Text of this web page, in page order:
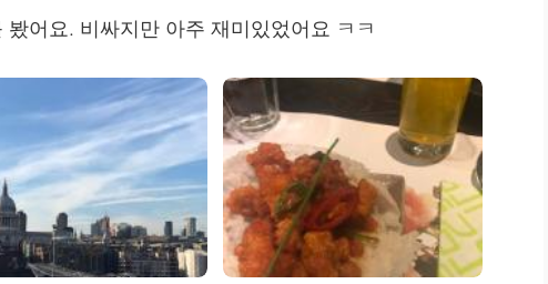
어요. 비싸지만 아주 재미있었어요 ㅋㅋ